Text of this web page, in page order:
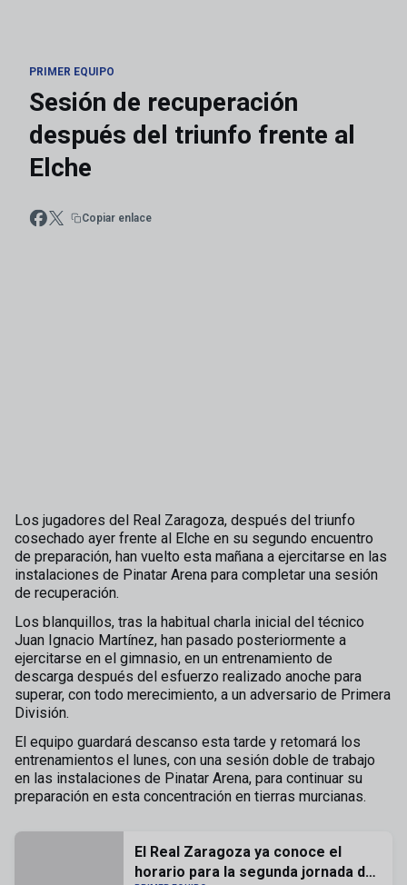
PRIMER EQUIPO
Sesión de recuperación
después del triunfo frente al
Elche
Copiar enlace
Los jugadores del Real Zaragoza, después del triunfo
cosechado ayer frente al Elche en su segundo encuentro
de preparación, han vuelto esta mañana a ejercitarse en las
instalaciones de Pinatar Arena para completar una sesión
de recuperación.
Los blanquillos, tras la habitual charla inicial del técnico
Juan Ignacio Martínez, han pasado posteriormente a
ejercitarse en el gimnasio, en un entrenamiento de
descarga después del esfuerzo realizado anoche para
superar, con todo merecimiento, a un adversario de Primera
División.
El equipo guardará descanso esta tarde y retomará los
entrenamientos el lunes, con una sesión doble de trabajo
en las instalaciones de Pinatar Arena, para continuar su
preparación en esta concentración en tierras murcianas.
El Real Zaragoza ya conoce el
horario para la segunda jornada de